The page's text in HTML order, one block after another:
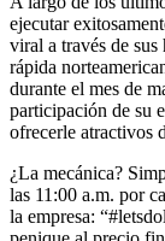
ejecutar
viral a través de sus
rápida
durante el mes de
participación de su
ofrecerle atractivos
¿La mecánica?
las 11:00 a.m. por
la empresa: